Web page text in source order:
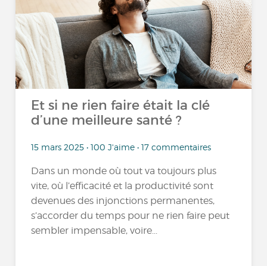
Et si ne rien faire était la clé
d’une meilleure santé ?
15 mars 2025 • 100 J'aime • 17 commentaires
Dans un monde où tout va toujours plus
vite, où l’efficacité et la productivité sont
devenues des injonctions permanentes,
s’accorder du temps pour ne rien faire peut
sembler impensable, voire...